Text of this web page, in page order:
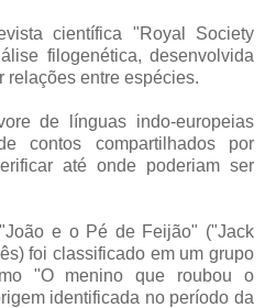
científica "Royal Society
filogenética, desenvolvida
relações entre espécies.
de línguas indo-europeias
contos compartilhados por
até onde poderiam ser
e o Pé de Feijão" ("Jack
foi classificado em um grupo
"O menino que roubou o
identificada no período da